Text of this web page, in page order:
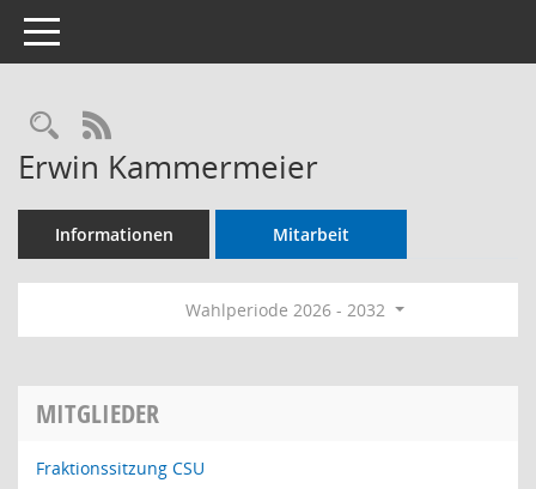
Toggle navigation
Rechercheauswahl
RSS-Feed
Erwin Kammermeier
Informationen Mitarbeit
Wahlperiode 2026 - 2032
MITGLIEDER
Fraktionssitzung CSU